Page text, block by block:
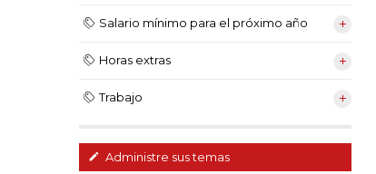
Salario mínimo para el próximo año
Horas extras
Trabajo
Administre sus temas